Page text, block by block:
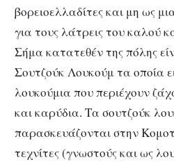
βορειοελλαδίτες και μη ως
για τους λάτρεις του καλού
Σήμα κατατεθέν της πόλης
Σουτζούκ Λουκούμ τα οποία
λουκούμια που περιέχουν
και καρύδια. Τα σουτζούκ
παρασκευάζονται στην
τεχνίτες (γνωστούς και ως